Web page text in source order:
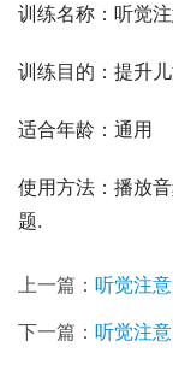
训练名称：听觉注
训练目的：提升
适合年龄：通用
使用方法：播放
题.
上一篇： 听觉注
下一篇： 听觉注